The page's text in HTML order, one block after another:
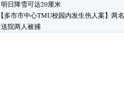
日降雪可达20厘米
多市市中心TMU校园内发生伤人案】两名
院两人被捕